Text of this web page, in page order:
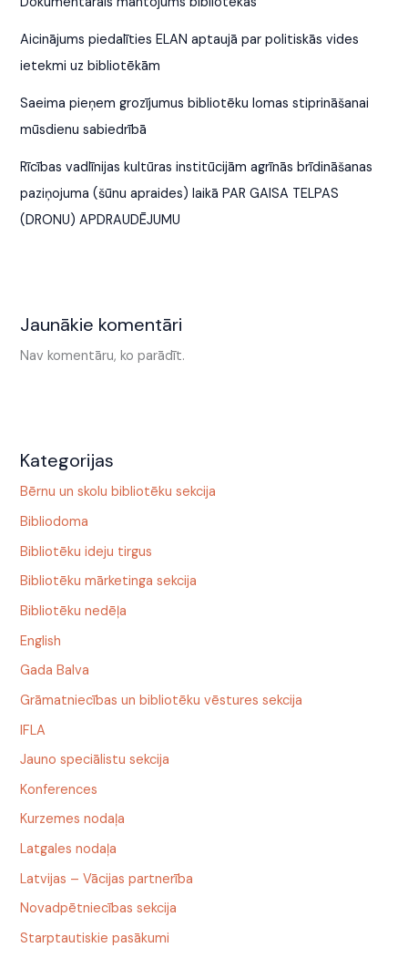
Aicinājums piedalīties ELAN aptaujā par politiskās vides
ietekmi uz bibliotēkām
Saeima pieņem grozījumus bibliotēku lomas stiprināšanai
mūsdienu sabiedrībā
Rīcības vadlīnijas kultūras institūcijām agrīnās brīdināšanas
paziņojuma (šūnu apraides) laikā PAR GAISA TELPAS
(DRONU) APDRAUDĒJUMU
Jaunākie komentāri
Nav komentāru, ko parādīt.
Kategorijas
Bērnu un skolu bibliotēku sekcija
Bibliodoma
Bibliotēku ideju tirgus
Bibliotēku mārketinga sekcija
Bibliotēku nedēļa
English
Gada Balva
Grāmatniecības un bibliotēku vēstures sekcija
IFLA
Jauno speciālistu sekcija
Konferences
Kurzemes nodaļa
Latgales nodaļa
Latvijas – Vācijas partnerība
Novadpētniecības sekcija
Starptautiskie pasākumi